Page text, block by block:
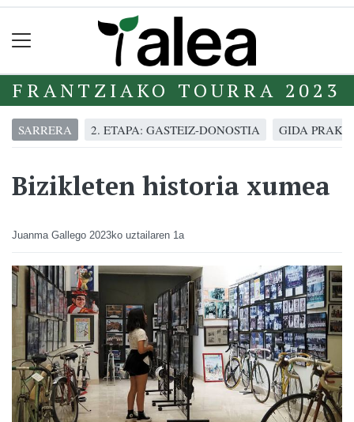
FRANTZIAKO TOURRA 2023
SARRERA 2. ETAPA: GASTEIZ-DONOSTIA GIDA
Bizikleten historia xumea
Juanma Gallego 2023ko uztailaren 1a